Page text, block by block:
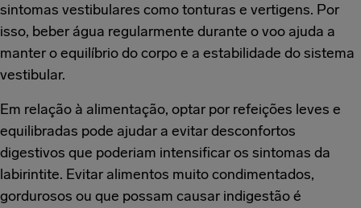
sintomas vestibulares como tonturas e vertigens. Por
isso, beber água regularmente durante o voo ajuda a
manter o equilíbrio do corpo e a estabilidade do sistema
vestibular.
Em relação à alimentação, optar por refeições leves e
equilibradas pode ajudar a evitar desconfortos
digestivos que poderiam intensificar os sintomas da
labirintite. Evitar alimentos muito condimentados,
gordurosos ou que possam causar indigestão é